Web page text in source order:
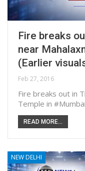
Fire breaks
near
(Earlier
Feb 27, 2016
Fire breaks out in
Temple in
READ MORE...
NEW DELHI